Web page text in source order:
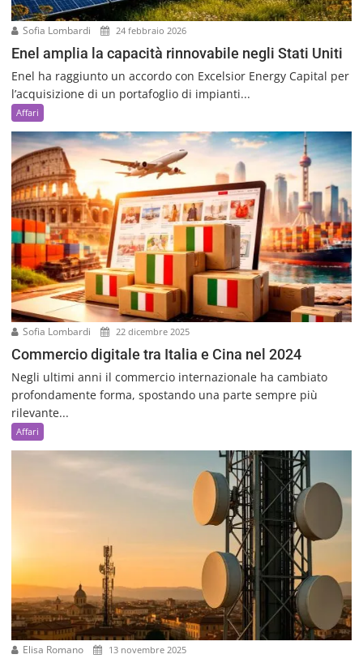
Sofia Lombardi 24 febbraio 2026
Enel amplia la capacità rinnovabile negli Stati Uniti
Enel ha raggiunto un accordo con Excelsior Energy Capital per
l’acquisizione di un portafoglio di impianti...
Affari
Sofia Lombardi 22 dicembre 2025
Commercio digitale tra Italia e Cina nel 2024
Negli ultimi anni il commercio internazionale ha cambiato
profondamente forma, spostando una parte sempre più
rilevante...
Affari
Elisa Romano 13 novembre 2025